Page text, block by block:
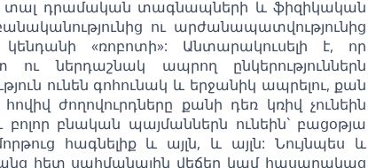
տալ դրամական տագնապների և ֆիզիկական
ու արժանապատվությունից
«ռոբոտի»: Անտարակուսելի է, որ
ներդաշնակ ապրող ընկերություններն
ունեն գոհունակ և երջանիկ ապրելու, քան
ժողովուրդները քանի դեռ կռիվ չունեին
բնական պայմաններն ունեին` բացօթյա
հագնելիք և այլն, և այլն: Նույնպես և
հետ սահմանային վեճեր կամ հասարակաց